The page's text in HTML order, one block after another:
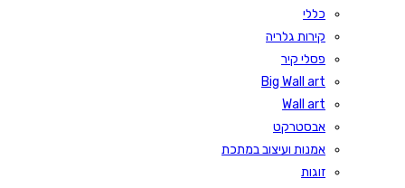
כללי
קירות גלריה
פסלי קיר
Big Wall art
Wall art
אבסטרקט
אמנות ועיצוב במתכת
זוגות